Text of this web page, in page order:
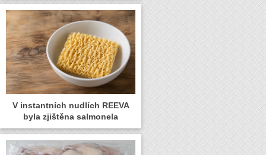
V instantních nudlích REEVA
byla zjištěna salmonela